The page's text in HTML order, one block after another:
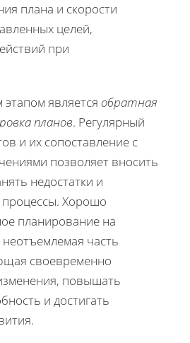
плана и скорости
целей,
при
является обратная
планов. Регулярный
и их сопоставление с
позволяет вносить
недостатки и
Хорошо
планирование на
часть
своевременно
повышать
и достигать